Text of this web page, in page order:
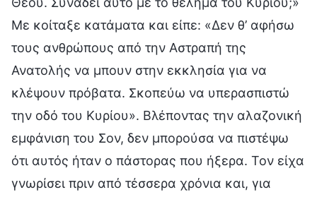
Με κοίταξε κατάματα και είπε: «Δεν θ’ αφήσω
τους ανθρώπους από την Αστραπή της
Ανατολής να μπουν στην εκκλησία για να
κλέψουν πρόβατα. Σκοπεύω να υπερασπιστώ
την οδό του Κυρίου». Βλέποντας την αλαζονική
εμφάνιση του Σον, δεν μπορούσα να πιστέψω
ότι αυτός ήταν ο πάστορας που ήξερα. Τον είχα
γνωρίσει πριν από τέσσερα χρόνια και, για